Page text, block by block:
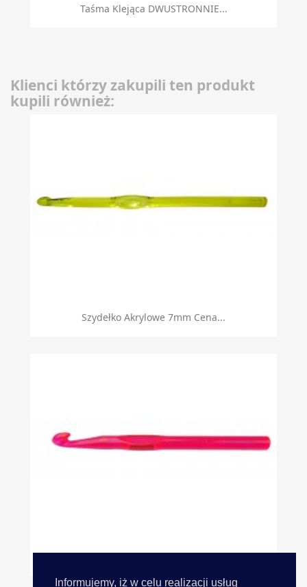
Informujemy, iż w celu realizacji usług
Taśma Klejąca DWUSTRONNIE...
Klienci którzy zakupili ten produkt
kupili również:
Szydełko Akrylowe 7mm Cena...
Szydełko Akrylowe 10mm Cena...